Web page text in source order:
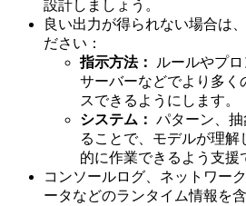
設計しましょう。
良い出力が得られない場合は
ださい：
指示方法：
ルールやプ
サーバーなどでより多く
スできるようにします。
システム： パターン、
ることで、モデルが理
的に作業できるよう支援
コンソールログ、ネットワー
ータなどのランタイム情報を